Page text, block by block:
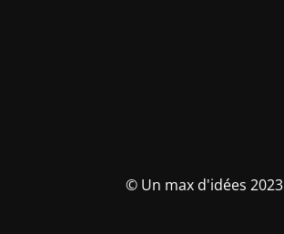
© Un max d'idées 2023